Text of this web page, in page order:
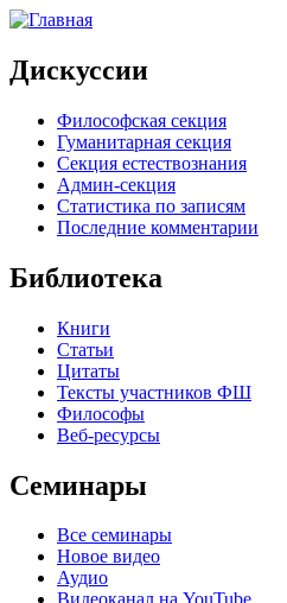
Дискуссии
Философская секция
Гуманитарная секция
Секция естествознания
Админ-секция
Статистика по записям
Последние комментарии
Библиотека
Книги
Статьи
Цитаты
Тексты участников ФШ
Философы
Веб-ресурсы
Семинары
Все семинары
Новое видео
Аудио